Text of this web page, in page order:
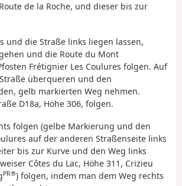
de la Roche, und dieser bis zur
und die Straße links liegen lassen,
und die Route du Mont
Frétignier Les Coulures folgen. Auf
überqueren und den
gelb markierten Weg nehmen.
D18a, Höhe 306, folgen.
folgen (gelbe Markierung und den
auf der anderen Straßenseite links
bis zur Kurve und den Weg links
Côtes du Lac, Höhe 311, Crizieu
PR®) folgen, indem man dem Weg rechts